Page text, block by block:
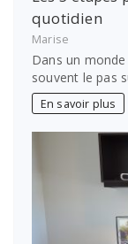
quotidien
Marise
Dans un
souvent le pas
En savoir plus